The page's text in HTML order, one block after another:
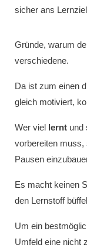
sicher ans
Gründe, warum
verschiedene.
Da ist zum einen
gleich motiviert,
Wer viel lernt und
vorbereiten muss,
Pausen
Es macht keinen
den Lernstoff
Um ein
Umfeld eine nicht